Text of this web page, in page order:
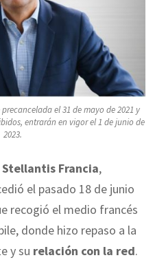
el 31 de mayo de 2021 y
entrarán en vigor el 1 de junio de
2023.
Francia,
el pasado 18 de junio
recogió el medio francés
donde hizo repaso a la
y su relación con la red.